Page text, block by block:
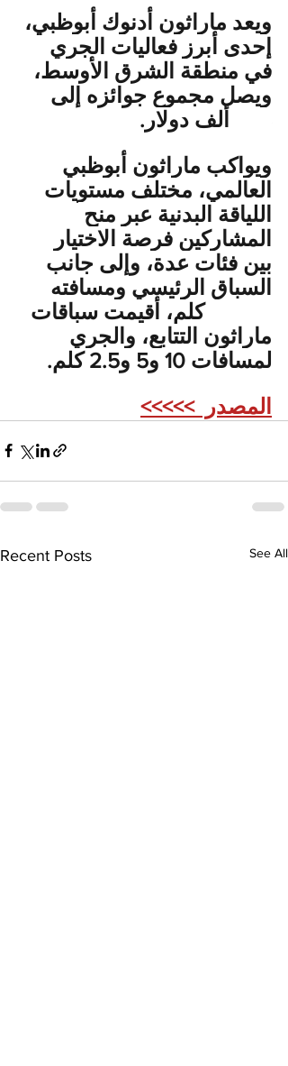
ويعد ماراثون أدنوك أبوظبي،
إحدى أبرز فعاليات الجري
في منطقة الشرق الأوسط،
ويصل مجموع جوائزه إلى
ويواكب ماراثون أبوظبي
العالمي، مختلف مستويات
اللياقة البدنية عبر منح
المشاركين فرصة الاختيار
بين فئات عدة، وإلى جانب
السباق الرئيسي ومسافته
42.195 كلم، أقيمت سباقات
ماراثون التتابع، والجري
لمسافات 10 و5 و2.5 كلم.
المصدر  >>>>>
Recent Posts See All